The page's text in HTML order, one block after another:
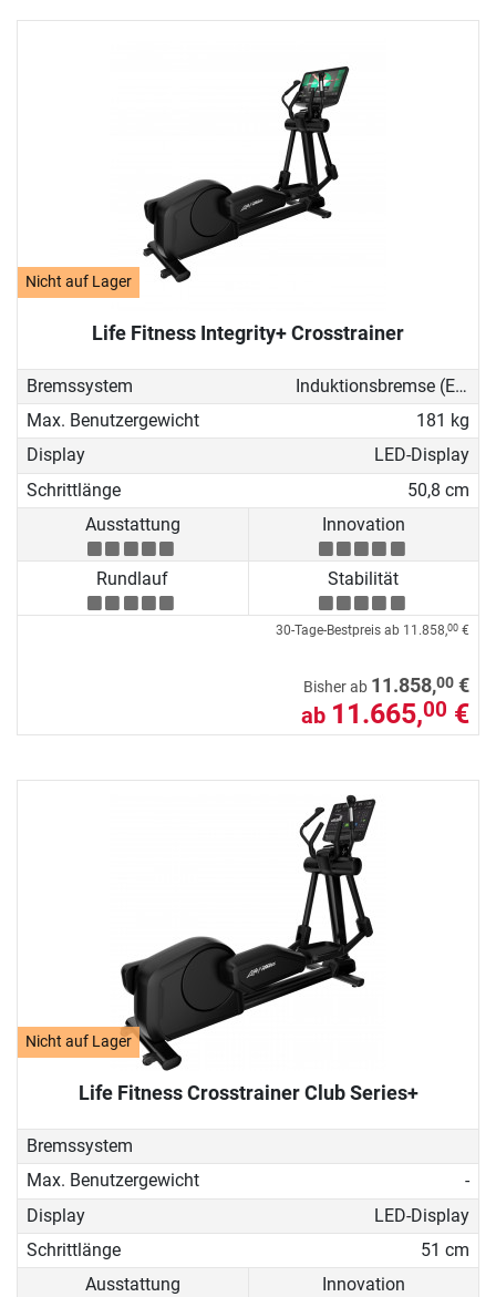
Nicht auf Lager
Life Fitness Integrity+ Crosstrainer
Bremssystem
Induktionsbremse (EMS)
Max. Benutzergewicht
181 kg
Display
LED-Display
Schrittlänge
50,8 cm
Ausstattung
Innovation
Rundlauf Stabilität
30-Tage-Bestpreis ab 11.858,00 €
Bisher ab 11.858,00 €
ab 11.665,00 €
Nicht auf Lager
Life Fitness Crosstrainer Club Series+
Bremssystem
Max. Benutzergewicht
-
Display
LED-Display
Schrittlänge
51 cm
Ausstattung
Innovation